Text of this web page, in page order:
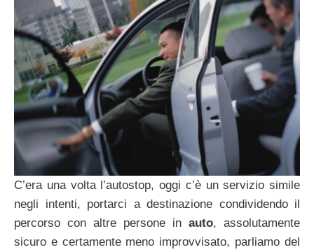
C’era una volta l’autostop, oggi c’è un servizio simile
negli intenti, portarci a destinazione condividendo il
percorso con altre persone in auto, assolutamente
sicuro e certamente meno improvvisato, parliamo del